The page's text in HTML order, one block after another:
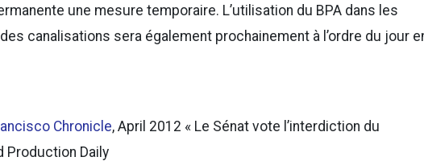
une mesure temporaire. L’utilisation du BPA dans les
canalisations sera également prochainement à l’ordre du jour
Chronicle, April 2012 « Le Sénat vote l’interdiction du
Production Daily